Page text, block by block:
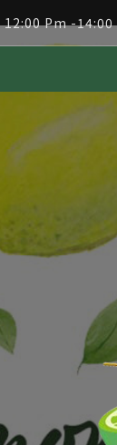
12:00 Pm -